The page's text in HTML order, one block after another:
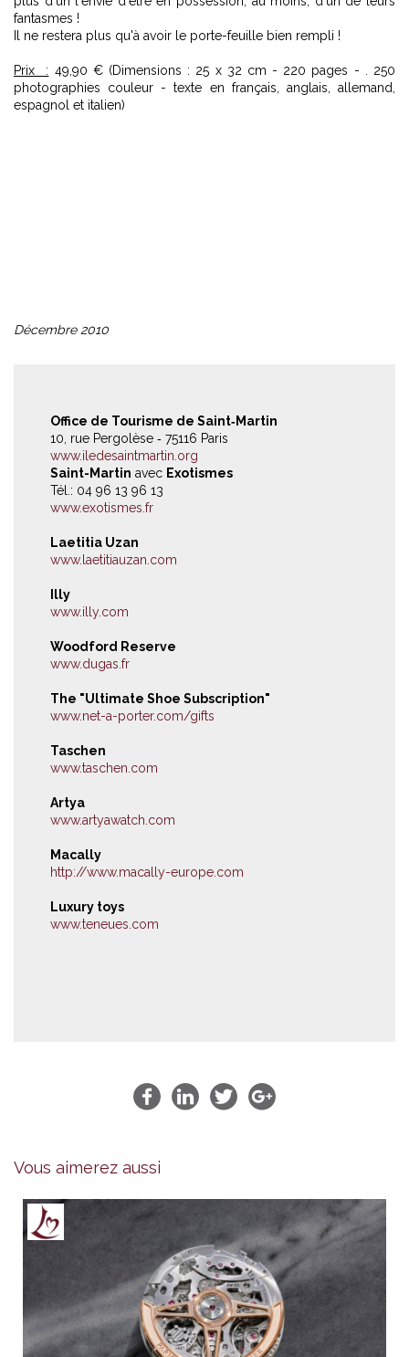
fantasmes !
Il ne restera plus qu'à avoir le porte-feuille bien rempli !
Prix : 49,90 € (Dimensions : 25 x 32 cm - 220 pages - . 250
photographies couleur - texte en français, anglais, allemand,
espagnol et italien)
Décembre 2010
Office de Tourisme de Saint‐Martin
10, rue Pergolèse ‐ 75116 Paris
www.iledesaintmartin.org
Saint-Martin avec Exotismes
Tél.: 04 96 13 96 13
www.exotismes.fr
Laetitia Uzan
www.laetitiauzan.com
Illy
www.illy.com
Woodford Reserve
www.dugas.fr
The "Ultimate Shoe Subscription"
www.net-a-porter.com/gifts
Taschen
www.taschen.com
Artya
www.artyawatch.com
Macally
http://www.macally-europe.com
Luxury toys
www.teneues.com
Vous aimerez aussi